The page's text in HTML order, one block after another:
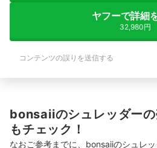
ヤフーで詳細
32,980円
コンテンツの誤りを送信する
bonsaiiのシュレッダー
もチェック！
なおご参考までに、bonsaiiのシュレ